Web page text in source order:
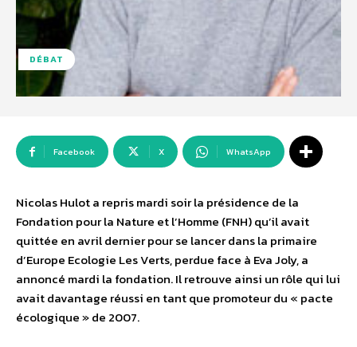
DÉBAT
Facebook X WhatsApp
Nicolas Hulot a repris mardi soir la présidence de la
Fondation pour la Nature et l’Homme (FNH) qu’il avait
quittée en avril dernier pour se lancer dans la primaire
d’Europe Ecologie Les Verts, perdue face à Eva Joly, a
annoncé mardi la fondation. Il retrouve ainsi un rôle qui lui
avait davantage réussi en tant que promoteur du « pacte
écologique » de 2007.